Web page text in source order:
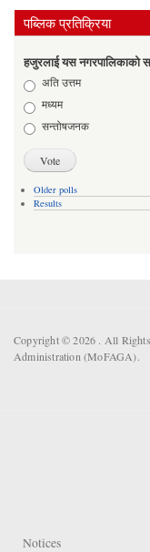
पब्लिक प्रतिक्रिया
हजुरलाई यस नगरपालिकाको
Choicesअति उत्तम
मध्यम
सन्तोषजनक
Older polls
Results
Copyright © 2026 . All
Administration (MoFAGA).
Notices